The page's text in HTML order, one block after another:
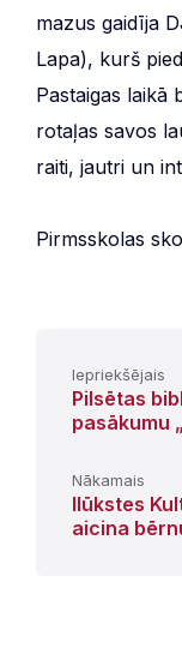
mazus gaidīja
Lapa), kurš
Pastaigas laikā
rotaļas savos
raiti, jautri un
Pirmsskolas
Iepriekšējais
Pilsētas
pasākumu
Nākamais
Ilūkstes
aicina